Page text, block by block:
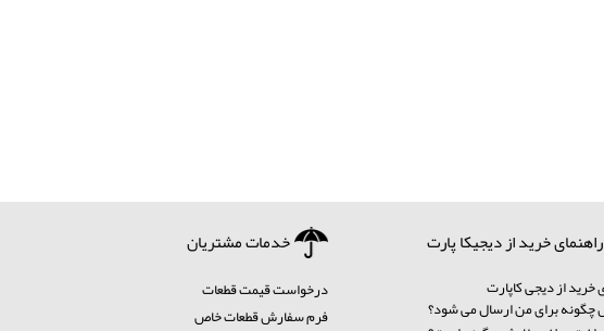
راهنمای خرید از دیجیکا پارت
خرید از دیجی کاپارت
برای من ارسال می شود؟
خدمات مشتریان
درخواست قیمت قطعات
فرم سفارش قطعات خاص